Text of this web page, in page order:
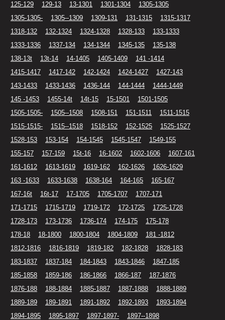
125-129
129-13 13-1301 1301-1304
1305-1305
1305-1305-
1305--1309 1309-131 131-1315
1315-1317
1318-132
132-1324 1324-1328 1328-133
133-1333
1333-1336
1337-134 134-1344 1345-135
135-138
138-13t
13t-14 14-1405 1405-1409
141 -1414
1415-1417
1417-142 142-1424 1424-1427
1427-143
143-1433
1433-1436 1436-144 144-1444
1444-1449
145 -1453
1455-14t 14t-15 15-1501
1501-1505
1505-1505-
1505--1508 1508-151 151-1511
1511-1515
1515-1515-
1515--1518 1518-152 152-1525
1525-1527
1528-153
153-154 154-1545 1545-1547
1549-155
155-157
157-159 15t-16 16-1602 1602-1606
1607-161
161-1612
1613-1619 1619-162 162-1626
1626-1629
163 -1633
1633-1638 1638-164 164-165
165-167
167-16t
16t-17 17-1705 1705-1707
1707-171
171-1715
1715-1719 1719-172 172-1725
1725-1728
1728-173
173-1736 1736-174 174-175
175-178
178-18
18-1800 1800-1804 1804-1809
181 -1812
1812-1816
1816-1819 1819-182 182-1828
1828-183
183-1837
1837-184 184-1843 1843-1846
1847-185
185-1858
1859-186 186-1866 1866-187
187-1876
1876-188
188-1884 1885-1887 1887-1888
1888-1889
1889-189
189-1891 1891-1892 1892-1893
1893-1894
1894-1895
1895-1897 1897-1897-
1897--1898